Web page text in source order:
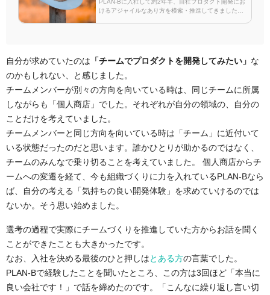
PLAN-Bに入社して約2年半、自社プロダクト開発にお
けるアジャイルなあり方を模索・推進してきました。
自分が求めていたのは 「チームでプロダクトを開発してみたい」 な
のかもしれない、と感じました。
チームメンバーが別々の方向を向いている時は、同じチームに所属
しながらも「個人商店」でした。それぞれが自分の領域の、自分の
ことだけを考えていました。
チームメンバーと同じ方向を向いている時は「チーム」に近付いて
いる状態だったのだと思います。誰かひとりが助かるのではなく、
チームのみんなで乗り切ることを考えていました。 個人商店からチ
ームへの変遷を経て、今も組織づくりに力を入れているPLAN-Bなら
ば、自分の考える「気持ちの良い開発体験」を求めていけるのでは
ないか。そう思い始めました。
選考の過程で実際にチームづくりを推進していた方からお話を聞く
ことができたことも大きかったです。
なお、入社を決める最後のひと押しはとある方の言葉でした。
PLAN-Bで経験したことを聞いたところ、この方は3回ほど「本当に
良い会社です！」で話を締めたのです。「こんなに繰り返し言い切